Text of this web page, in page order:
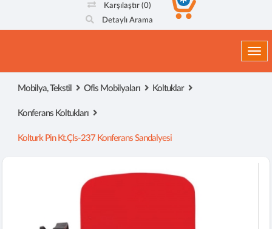
Karşılaştır (0)
Detaylı Arama
Mobilya, Tekstil Ofis Mobilyaları Koltuklar
Konferans Koltukları
Kolturk Pin Kt.çls-237 Konferans Sandalyesi